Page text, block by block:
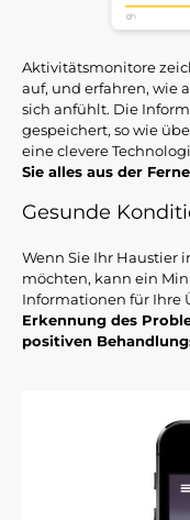
Aktivitätsmonitore
auf, und erfahren, wie
sich anfühlt. Die
gespeichert, so wie
eine clevere
Sie alles aus der
Gesunde
Wenn Sie Ihr Haustier
möchten, kann ein
Informationen für Ihre
Erkennung des
positiven